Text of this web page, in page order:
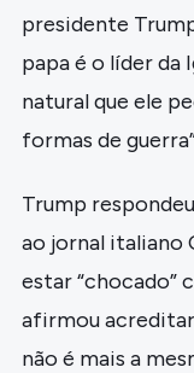
presidente
papa é o líder da
natural que ele
formas de
Trump
ao jornal italiano
estar “chocado”
afirmou acreditar
não é mais a